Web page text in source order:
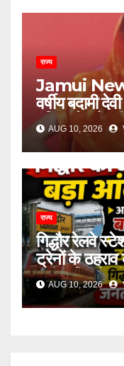
राज्य
Jamui
वर्षीय बदामी
पुलिस से
AUG 10, 2026
राज्य
गिद्धौर रेलवे
ट्रेनों के ठहराव
उठी यात्रियों
AUG 10, 2026